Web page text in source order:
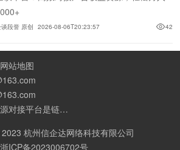
段誉 原创 2026-08-06T20:23:57 42
网站地图
平台介绍：企谈商务资源对接平台是链接资源人脉与客户的平台,也是地推app接任务平台、地推拉新团队接单平台。平台汇聚100W+商务资源，地推拉新、APP推广、BD异业合作等业务可免费发布。同时全国的地推团队和个人都可在地推接单平台找到赚钱项目和分享交流地推问题。
杭州信企达网络科技有限公司
浙ICP备2023006702号